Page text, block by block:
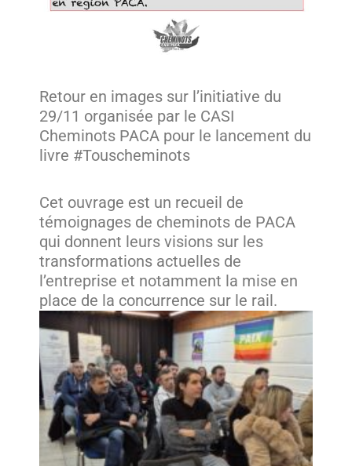
Retour en images sur l’initiative du
29/11 organisée par le CASI
Cheminots PACA pour le lancement du
livre #Touscheminots
Cet ouvrage est un recueil de
témoignages de cheminots de PACA
qui donnent leurs visions sur les
transformations actuelles de
l’entreprise et notamment la mise en
place de la concurrence sur le rail.